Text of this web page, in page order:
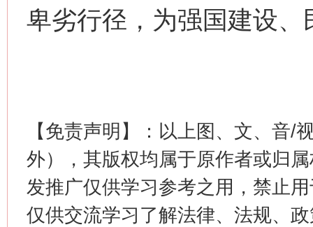
卑劣行径，为强国建设
【免责声明】：以上图、文、音/
外），其版权均属于原作者或归
发推广仅供学习参考之用，禁止
仅供交流学习了解法律、法规、
这是一记警钟！ 谢